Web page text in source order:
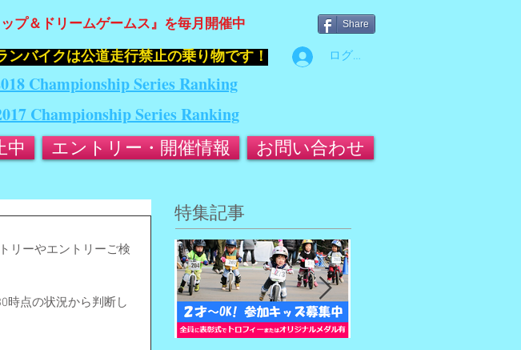
プ＆ドリームゲームス』を毎月開催中 Share
Championship Series Ranking
Championship Series Ranking
ンバイクは公道走行禁止の乗り物です！ ログイン
中 エントリー・開催情報 お問い合わせ
トリーやエントリーご検
時点の状況から判断し
特集記事